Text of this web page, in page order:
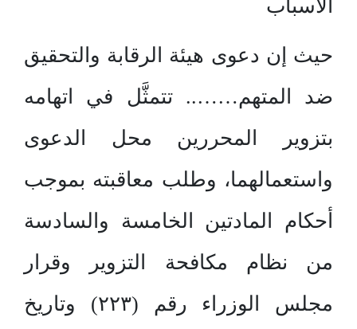
الأسباب
حيث إن دعوى هيئة الرقابة والتحقيق
ضد المتهم…….. تتمثَّل في اتهامه
بتزوير المحررين محل الدعوى
واستعمالهما، وطلب معاقبته بموجب
أحكام المادتين الخامسة والسادسة
من نظام مكافحة التزوير وقرار
مجلس الوزراء رقم (۲۲۳) وتاريخ